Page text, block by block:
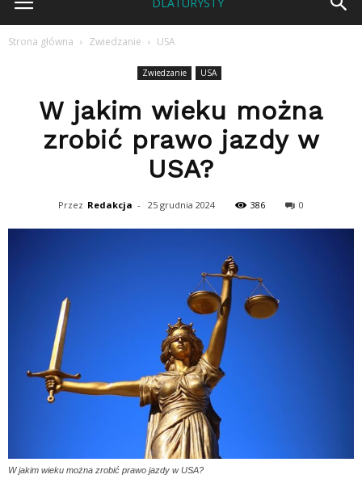
Strona główna Zwiedzanie USA
Zwiedzanie USA
W jakim wieku można
zrobić prawo jazdy w
USA?
Przez Redakcja - 25 grudnia 2024 386 0
W jakim wieku można zrobić prawo jazdy w USA?